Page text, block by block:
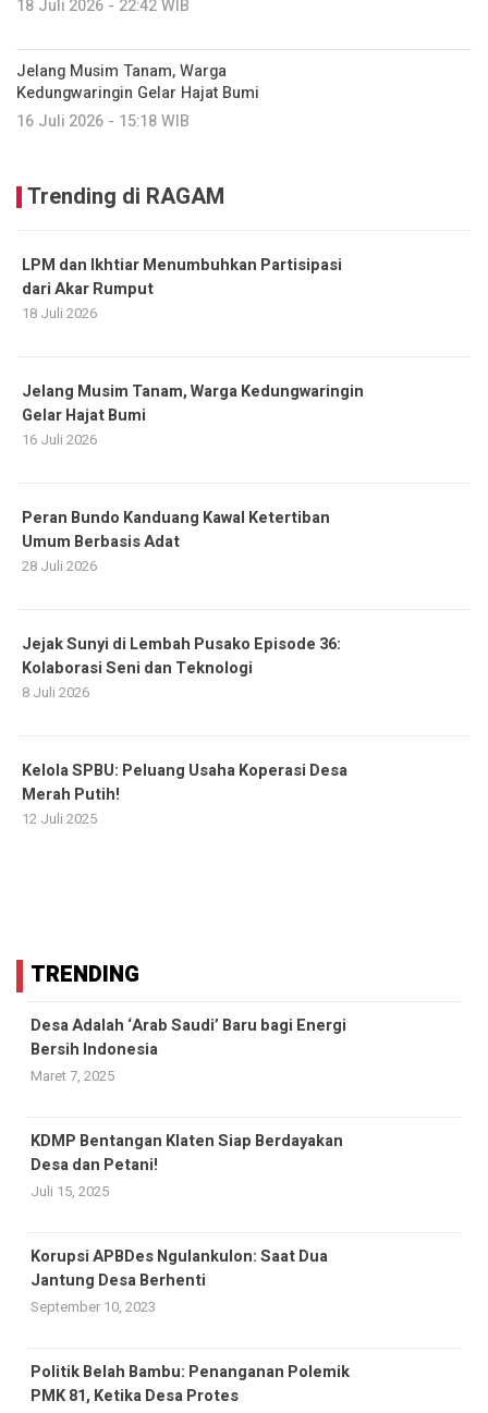
18 Juli 2026 - 22:42 WIB
Jelang Musim Tanam, Warga
Kedungwaringin Gelar Hajat Bumi
16 Juli 2026 - 15:18 WIB
Trending di RAGAM
LPM dan Ikhtiar Menumbuhkan Partisipasi
dari Akar Rumput
18 Juli 2026
Jelang Musim Tanam, Warga Kedungwaringin
Gelar Hajat Bumi
16 Juli 2026
Peran Bundo Kanduang Kawal Ketertiban
Umum Berbasis Adat
28 Juli 2026
Jejak Sunyi di Lembah Pusako Episode 36:
Kolaborasi Seni dan Teknologi
8 Juli 2026
Kelola SPBU: Peluang Usaha Koperasi Desa
Merah Putih!
12 Juli 2025
TRENDING
Desa Adalah ‘Arab Saudi’ Baru bagi Energi
Bersih Indonesia
Maret 7, 2025
KDMP Bentangan Klaten Siap Berdayakan
Desa dan Petani!
Juli 15, 2025
Korupsi APBDes Ngulankulon: Saat Dua
Jantung Desa Berhenti
September 10, 2023
Politik Belah Bambu: Penanganan Polemik
PMK 81, Ketika Desa Protes